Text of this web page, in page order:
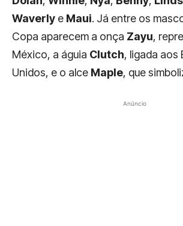
Waverly e Maui. Já entre os
Copa aparecem a onça Zayu,
México, a águia Clutch, ligada aos
Unidos, e o alce Maple, que
Anúncio